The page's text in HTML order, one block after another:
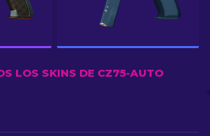
LOS SKINS DE CZ75-AUTO